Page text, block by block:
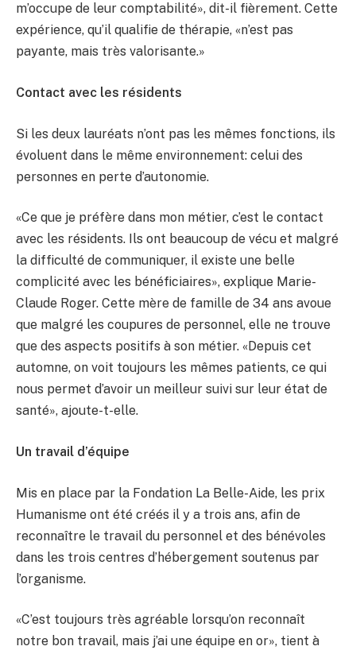
m’occupe de leur comptabilité», dit-il fièrement. Cette
expérience, qu’il qualifie de thérapie, «n’est pas
payante, mais très valorisante.»
Contact avec les résidents
Si les deux lauréats n’ont pas les mêmes fonctions, ils
évoluent dans le même environnement: celui des
personnes en perte d’autonomie.
«Ce que je préfère dans mon métier, c’est le contact
avec les résidents. Ils ont beaucoup de vécu et malgré
la difficulté de communiquer, il existe une belle
complicité avec les bénéficiaires», explique Marie-
Claude Roger. Cette mère de famille de 34 ans avoue
que malgré les coupures de personnel, elle ne trouve
que des aspects positifs à son métier. «Depuis cet
automne, on voit toujours les mêmes patients, ce qui
nous permet d’avoir un meilleur suivi sur leur état de
santé», ajoute-t-elle.
Un travail d’équipe
Mis en place par la Fondation La Belle-Aide, les prix
Humanisme ont été créés il y a trois ans, afin de
reconnaître le travail du personnel et des bénévoles
dans les trois centres d’hébergement soutenus par
l’organisme.
«C’est toujours très agréable lorsqu’on reconnaît
notre bon travail, mais j’ai une équipe en or», tient à